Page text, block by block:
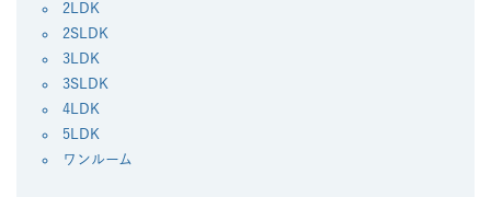
2LDK
2SLDK
3LDK
3SLDK
4LDK
5LDK
ワンルーム